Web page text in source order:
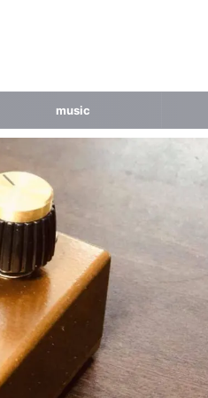
music